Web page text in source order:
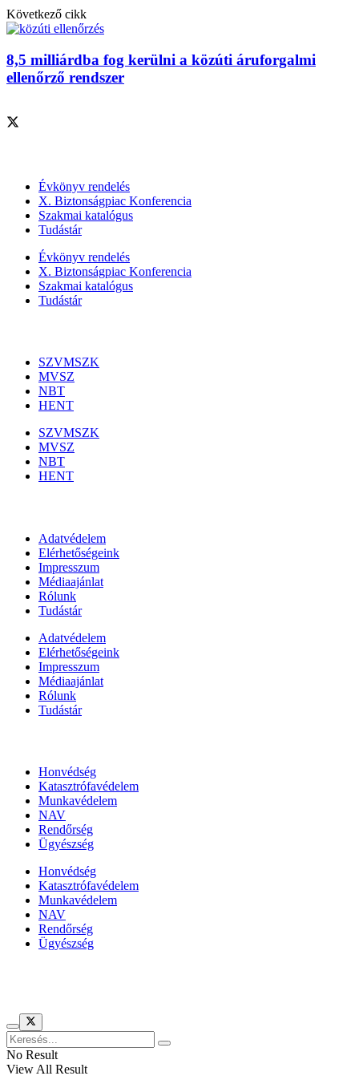
Következő cikk
8,5 milliárdba fog kerülni a közúti áruforgalmi
ellenőrző rendszer
Évkönyv rendelés
X. Biztonságpiac Konferencia
Szakmai katalógus
Tudástár
Évkönyv rendelés
X. Biztonságpiac Konferencia
Szakmai katalógus
Tudástár
SZVMSZK
MVSZ
NBT
HENT
SZVMSZK
MVSZ
NBT
HENT
Adatvédelem
Elérhetőségeink
Impresszum
Médiaajánlat
Rólunk
Tudástár
Adatvédelem
Elérhetőségeink
Impresszum
Médiaajánlat
Rólunk
Tudástár
Honvédség
Katasztrófavédelem
Munkavédelem
NAV
Rendőrség
Ügyészség
Honvédség
Katasztrófavédelem
Munkavédelem
NAV
Rendőrség
Ügyészség
No Result
View All Result